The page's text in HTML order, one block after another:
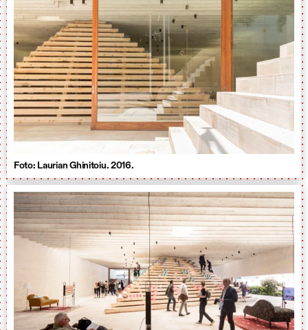
Foto: Laurian Ghinitoiu. 2016.